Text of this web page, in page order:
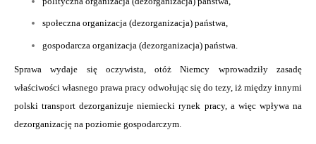
społeczna organizacja (dezorganizacja) państwa,
gospodarcza organizacja (dezorganizacja) państwa.
Sprawa wydaje się oczywista, otóż Niemcy wprowadziły zasadę
właściwości własnego prawa pracy odwołując się do tezy, iż między innymi
polski transport dezorganizuje niemiecki rynek pracy, a więc wpływa na
dezorganizację na poziomie gospodarczym.